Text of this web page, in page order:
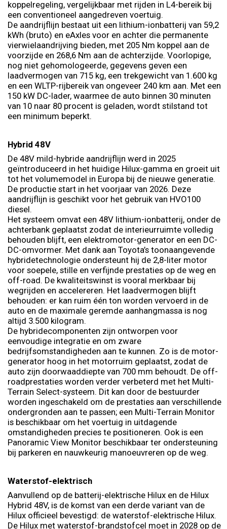
koppelregeling, vergelijkbaar met rijden in L4-bereik bij
een conventioneel aangedreven voertuig.
De aandrijflijn bestaat uit een lithium-ionbatterij van 59,2
kWh (bruto) en eAxles voor en achter die permanente
vierwielaandrijving bieden, met 205 Nm koppel aan de
voorzijde en 268,6 Nm aan de achterzijde. Voorlopige,
nog niet gehomologeerde, gegevens geven een
laadvermogen van 715 kg, een trekgewicht van 1.600 kg
en een WLTP-rijbereik van ongeveer 240 km aan. Met een
150 kW DC-lader, waarmee de auto binnen 30 minuten
van 10 naar 80 procent is geladen, wordt stilstand tot
een minimum beperkt.
Hybrid 48V
De 48V mild-hybride aandrijflijn werd in 2025
geïntroduceerd in het huidige Hilux-gamma en groeit uit
tot het volumemodel in Europa bij de nieuwe generatie.
De productie start in het voorjaar van 2026. Deze
aandrijflijn is geschikt voor het gebruik van HVO100
diesel.
Het systeem omvat een 48V lithium-ionbatterij, onder de
achterbank geplaatst zodat de interieurruimte volledig
behouden blijft, een elektromotor-generator en een DC-
DC-omvormer. Met dank aan Toyota’s toonaangevende
hybridetechnologie ondersteunt hij de 2,8-liter motor
voor soepele, stille en verfijnde prestaties op de weg en
off-road. De kwaliteitswinst is vooral merkbaar bij
wegrijden en accelereren. Het laadvermogen blijft
behouden: er kan ruim één ton worden vervoerd in de
auto en de maximale geremde aanhangmassa is nog
altijd 3.500 kilogram.
De hybridecomponenten zijn ontworpen voor
eenvoudige integratie en om zware
bedrijfsomstandigheden aan te kunnen. Zo is de motor-
generator hoog in het motorruim geplaatst, zodat de
auto zijn doorwaaddiepte van 700 mm behoudt. De off-
roadprestaties worden verder verbeterd met het Multi-
Terrain Select-systeem. Dit kan door de bestuurder
worden ingeschakeld om de prestaties aan verschillende
ondergronden aan te passen; een Multi-Terrain Monitor
is beschikbaar om het voertuig in uitdagende
omstandigheden precies te positioneren. Ook is een
Panoramic View Monitor beschikbaar ter ondersteuning
bij parkeren en nauwkeurig manoeuvreren op de weg.
Waterstof-elektrisch
Aanvullend op de batterij-elektrische Hilux en de Hilux
Hybrid 48V, is de komst van een derde variant van de
Hilux officieel bevestigd: de waterstof-elektrische Hilux.
De Hilux met waterstof-brandstofcel moet in 2028 op de